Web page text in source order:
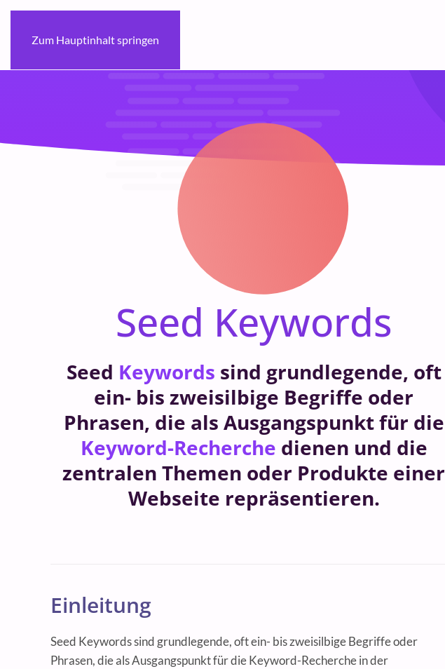
Zum Hauptinhalt springen
Seed Keywords
Seed Keywords sind grundlegende, oft
ein- bis zweisilbige Begriffe oder
Phrasen, die als Ausgangspunkt für die
Keyword-Recherche dienen und die
zentralen Themen oder Produkte einer
Webseite repräsentieren.
Einleitung
Seed Keywords sind grundlegende, oft ein- bis zweisilbige Begriffe oder
Phrasen, die als Ausgangspunkt für die Keyword-Recherche in der